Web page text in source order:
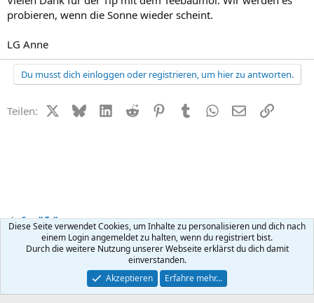
probieren, wenn die Sonne wieder scheint.
LG Anne
Du musst dich einloggen oder registrieren, um hier zu antworten.
Teilen: X (Twitter)
BlueskyLinkedIn
Reddit PinterestTumblr WhatsApp
E-MailLink
Small Talk
Kontakt Nutzungsbedingungen Datenschutz Hilfe
R
Community platform by XenForo ® © 2010-2026 XenForo Ltd.
Diese Seite verwendet Cookies, um Inhalte zu personalisieren und dich nach
einem Login angemeldet zu halten, wenn du registriert bist.
Durch die weitere Nutzung unserer Webseite erklärst du dich damit
einverstanden.
Akzeptieren
Erfahre mehr…